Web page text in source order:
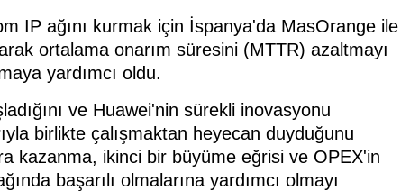
IP ağını kurmak için İspanya'da MasOrange ile
ortalama onarım süresini (MTTR) azaltmayı
yardımcı oldu.
ve Huawei'nin sürekli inovasyonu
birlikte çalışmaktan heyecan duyduğunu
kazanma, ikinci bir büyüme eğrisi ve OPEX'in
başarılı olmalarına yardımcı olmayı